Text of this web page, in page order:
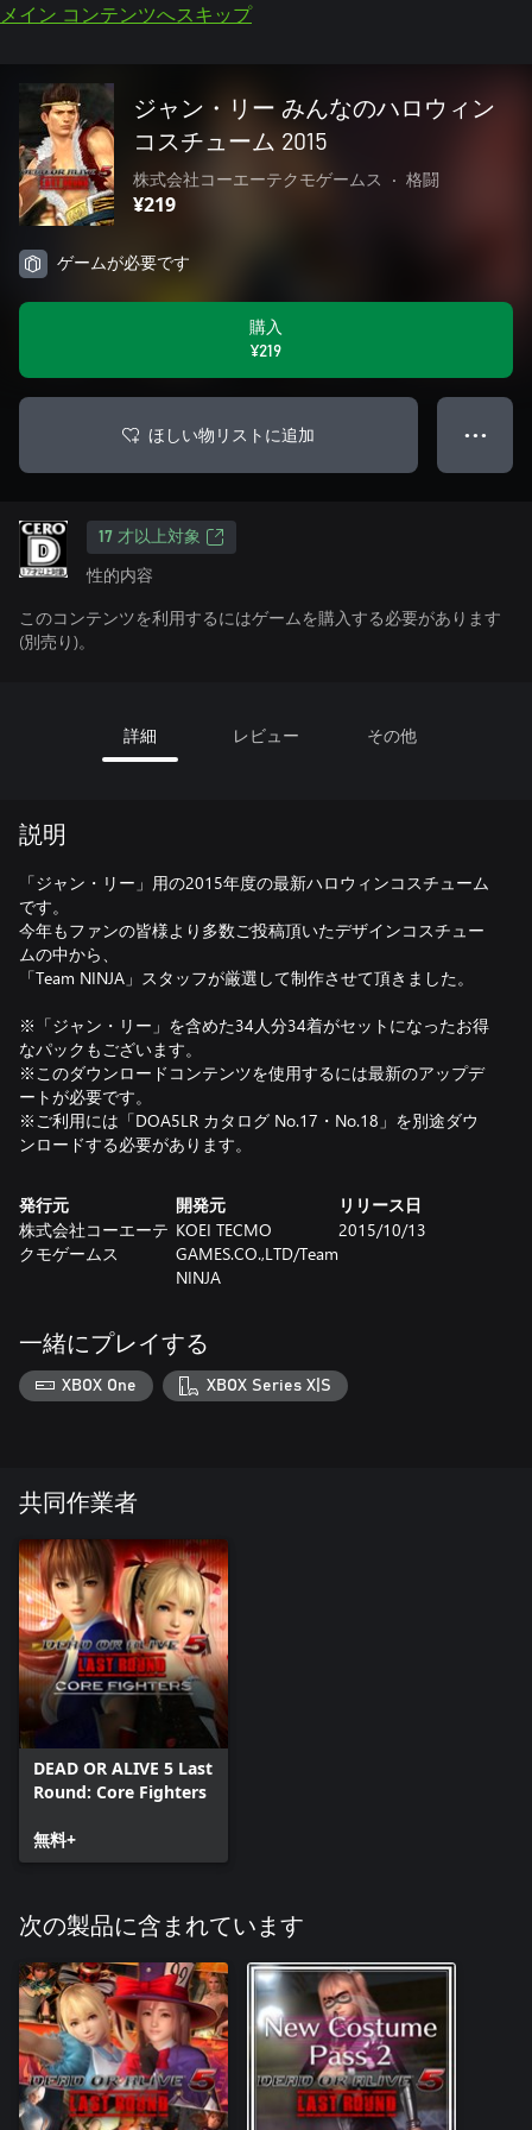
メイン コンテンツへスキップ
ジャン・リー みんなのハロウィン
コスチューム 2015
株式会社コーエーテクモゲームス • 格闘
¥219
ゲームが必要です
購入
¥219
ほしい物リストに追加 ● ● ●
17 才以上対象
性的内容
このコンテンツを利用するにはゲームを購入する必要があります
(別売り)。
詳細 レビュー その他
説明
「ジャン・リー」用の2015年度の最新ハロウィンコスチューム
です。
今年もファンの皆様より多数ご投稿頂いたデザインコスチュー
ムの中から、
「Team NINJA」スタッフが厳選して制作させて頂きました。
※「ジャン・リー」を含めた34人分34着がセットになったお得
なパックもございます。
※このダウンロードコンテンツを使用するには最新のアップデ
ートが必要です。
※ご利用には「DOA5LR カタログ No.17・No.18」を別途ダウ
ンロードする必要があります。
発行元
株式会社コーエーテ
クモゲームス
開発元
KOEI TECMO
GAMES.CO.,LTD/Team
NINJA
リリース日
2015/10/13
一緒にプレイする
XBOX One XBOX Series X|S
共同作業者
DEAD OR ALIVE 5 Last
Round: Core Fighters
無料+
次の製品に含まれています